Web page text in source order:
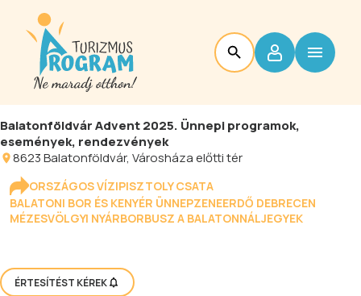
Balatonföldvár Advent 2025. Ünnepi programok,
események, rendezvények
8623Balatonföldvár, Városháza előtti tér
ORSZÁGOS VÍZIPISZTOLY CSATA
BALATONI BOR ÉS KENYÉR ÜNNEPZENEERDŐ DEBRECEN
MÉZESVÖLGYI NYÁRBORBUSZ A BALATONNÁLJEGYEK
ÉRTESÍTÉST KÉREK